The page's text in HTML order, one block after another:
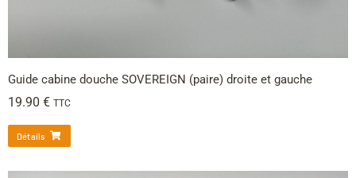
Guide cabine douche SOVEREIGN (paire) droite et gauche
19.90 € TTC
Détails